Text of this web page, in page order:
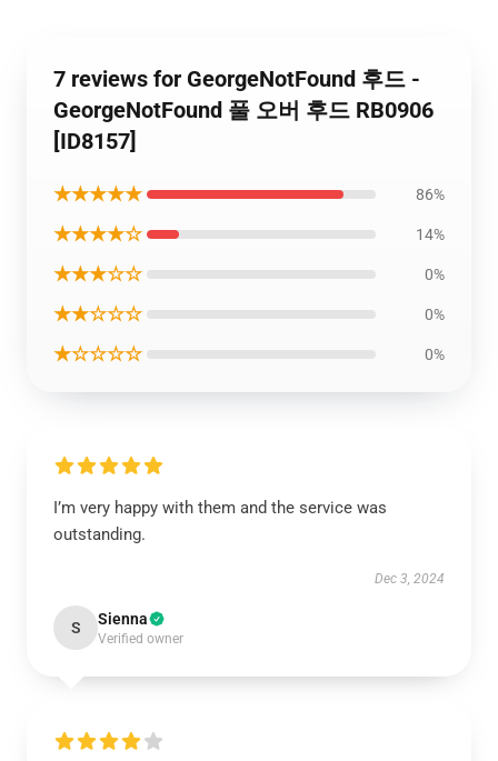
7 reviews for GeorgeNotFound 후드 -
GeorgeNotFound 풀 오버 후드 RB0906
[ID8157]
★★★★★ 86%
★★★★☆ 14%
★★★☆☆ 0%
★★☆☆☆ 0%
★☆☆☆☆ 0%
I’m very happy with them and the service was
outstanding.
Dec 3, 2024
S Sienna
Verified owner